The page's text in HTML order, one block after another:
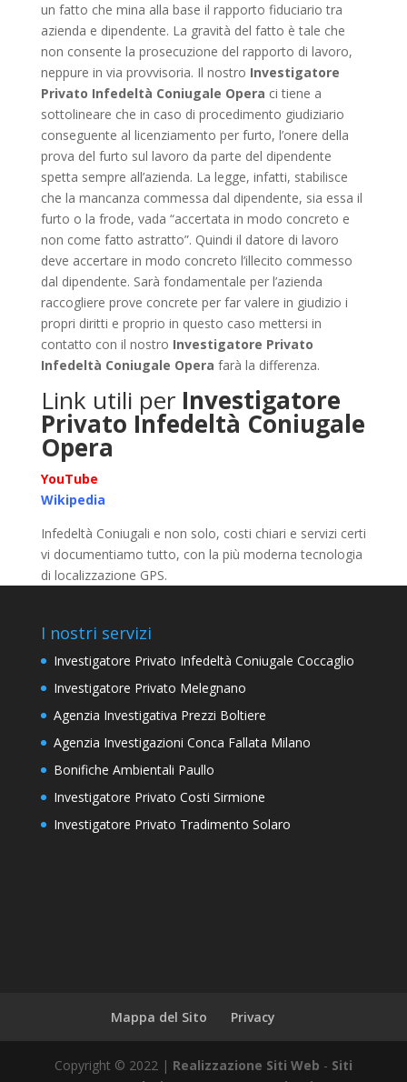
un fatto che mina alla base il rapporto fiduciario tra
azienda e dipendente. La gravità del fatto è tale che
non consente la prosecuzione del rapporto di lavoro,
neppure in via provvisoria. Il nostro Investigatore
Privato Infedeltà Coniugale Opera ci tiene a
sottolineare che in caso di procedimento giudiziario
conseguente al licenziamento per furto, l’onere della
prova del furto sul lavoro da parte del dipendente
spetta sempre all’azienda. La legge, infatti, stabilisce
che la mancanza commessa dal dipendente, sia essa il
furto o la frode, vada “accertata in modo concreto e
non come fatto astratto”. Quindi il datore di lavoro
deve accertare in modo concreto l’illecito commesso
dal dipendente. Sarà fondamentale per l’azienda
raccogliere prove concrete per far valere in giudizio i
propri diritti e proprio in questo caso mettersi in
contatto con il nostro Investigatore Privato
Infedeltà Coniugale Opera farà la differenza.
Link utili per Investigatore
Privato Infedeltà Coniugale
Opera
YouTube
Wikipedia
Infedeltà Coniugali e non solo, costi chiari e servizi certi
vi documentiamo tutto, con la più moderna tecnologia
di localizzazione GPS.
I nostri servizi
Investigatore Privato Infedeltà Coniugale Coccaglio
Investigatore Privato Melegnano
Agenzia Investigativa Prezzi Boltiere
Agenzia Investigazioni Conca Fallata Milano
Bonifiche Ambientali Paullo
Investigatore Privato Costi Sirmione
Investigatore Privato Tradimento Solaro
Mappa del Sito Privacy
Copyright © 2022 | Realizzazione Siti Web - Siti